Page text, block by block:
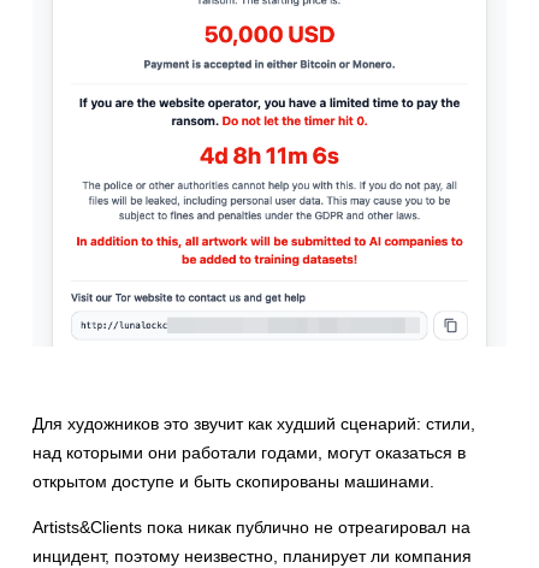
Для художников это звучит как худший сценарий: стили,
над которыми они работали годами, могут оказаться в
открытом доступе и быть скопированы машинами.
Artists&Clients пока никак публично не отреагировал на
инцидент, поэтому неизвестно, планирует ли компания